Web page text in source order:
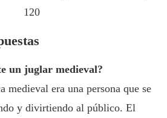
120
un juglar medieval?
medieval era una persona que se
y divirtiendo al público. El